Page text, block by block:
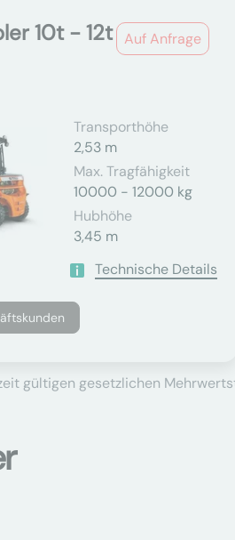
Auf Anfrage
10t - 12t
Transporthöhe
2,53 m
Max. Tragfähigkeit
10000 - 12000 kg
Hubhöhe
3,45 m
Technische Details
gültigen gesetzlichen